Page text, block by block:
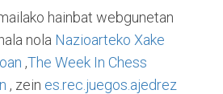
hainbat webgunetan
nola Nazioarteko Xake
,The Week In Chess
, zein es.rec.juegos.ajedrez